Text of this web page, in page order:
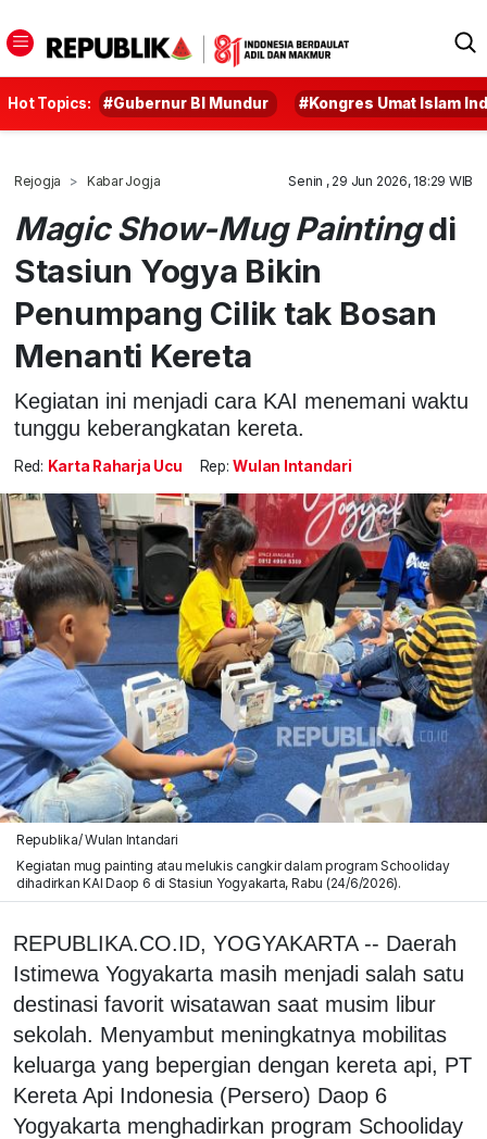
Hot Topics: #Gubernur BI Mundur #Kongres Umat Islam
Rejogja Kabar Jogja Senin , 29 Jun 2026, 18:29 WIB
Magic Show-Mug Paintingdi
Stasiun Yogya Bikin
Penumpang Cilik tak Bosan
Menanti Kereta
Kegiatan ini menjadi cara KAI menemani waktu
tunggu keberangkatan kereta.
Red: Karta Raharja Ucu Rep: Wulan Intandari
Republika/ Wulan Intandari
Kegiatan mug painting atau melukis cangkir dalam program Schooliday
dihadirkan KAI Daop 6 di Stasiun Yogyakarta, Rabu (24/6/2026).
REPUBLIKA.CO.ID, YOGYAKARTA -- Daerah
Istimewa Yogyakarta masih menjadi salah satu
destinasi favorit wisatawan saat musim libur
sekolah. Menyambut meningkatnya mobilitas
keluarga yang bepergian dengan kereta api, PT
Kereta Api Indonesia (Persero) Daop 6
Yogyakarta menghadirkan program Schooliday